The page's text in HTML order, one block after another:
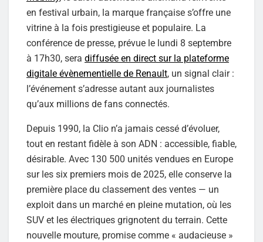
en festival urbain, la marque française s’offre une
vitrine à la fois prestigieuse et populaire. La
conférence de presse, prévue le lundi 8 septembre
à 17h30, sera diffusée en direct sur la plateforme
digitale évènementielle de Renault, un signal clair :
l’événement s’adresse autant aux journalistes
qu’aux millions de fans connectés.
Depuis 1990, la Clio n’a jamais cessé d’évoluer,
tout en restant fidèle à son ADN : accessible, fiable,
désirable. Avec 130 500 unités vendues en Europe
sur les six premiers mois de 2025, elle conserve la
première place du classement des ventes — un
exploit dans un marché en pleine mutation, où les
SUV et les électriques grignotent du terrain. Cette
nouvelle mouture, promise comme « audacieuse »